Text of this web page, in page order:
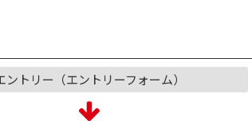
ントリー（エントリーフォーム）